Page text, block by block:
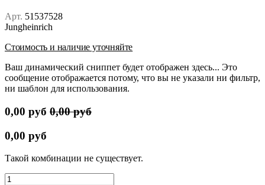
Арт. 51537528
Jungheinrich
Стоимость и наличие уточняйте
Ваш динамический сниппет будет отображен здесь... Это
сообщение отображается потому, что вы не указали ни фильтр,
ни шаблон для использования.
0,00 руб 0,00руб
0,00 руб
Такой комбинации не существует.